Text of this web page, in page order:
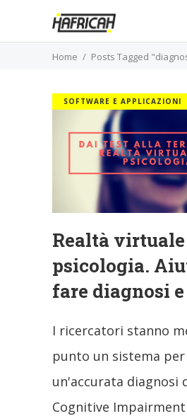
Home Posts Tagged
SOFTWARE E APPLICAZIONI
Realtà virtuale
psicologia.
fare diagnosi
I ricercatori stanno
punto un sistema
un'accurata diagnosi
Cognitive Impairment